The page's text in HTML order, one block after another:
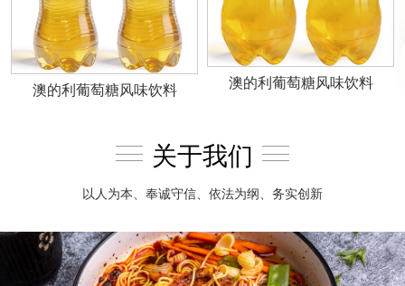
澳的利葡萄糖风味饮料
澳的利葡萄糖风味饮料
关于我们
以人为本、奉诚守信、依法为纲、务实创新